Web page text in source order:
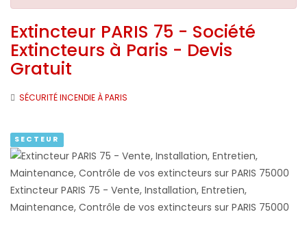
Extincteur PARIS 75 - Société
Extincteurs à Paris - Devis
Gratuit
SÉCURITÉ INCENDIE À PARIS
SECTEUR
Extincteur PARIS 75 - Vente, Installation, Entretien,
Maintenance, Contrôle de vos extincteurs sur PARIS 75000